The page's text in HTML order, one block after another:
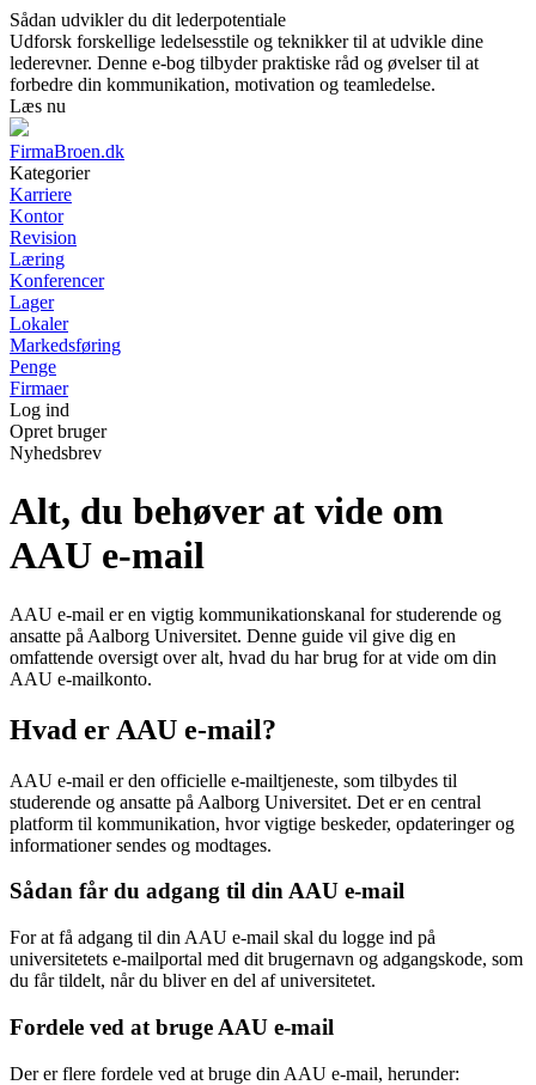
Sådan udvikler du dit lederpotentiale
Udforsk forskellige ledelsesstile og teknikker til at udvikle dine
lederevner. Denne e-bog tilbyder praktiske råd og øvelser til at
forbedre din kommunikation, motivation og teamledelse.
Læs nu
FirmaBroen.dk
Kategorier
Karriere
Kontor
Revision
Læring
Konferencer
Lager
Lokaler
Markedsføring
Penge
Firmaer
Log ind
Opret bruger
Nyhedsbrev
Alt, du behøver at vide om
AAU e-mail
AAU e-mail er en vigtig kommunikationskanal for studerende og
ansatte på Aalborg Universitet. Denne guide vil give dig en
omfattende oversigt over alt, hvad du har brug for at vide om din
AAU e-mailkonto.
Hvad er AAU e-mail?
AAU e-mail er den officielle e-mailtjeneste, som tilbydes til
studerende og ansatte på Aalborg Universitet. Det er en central
platform til kommunikation, hvor vigtige beskeder, opdateringer og
informationer sendes og modtages.
Sådan får du adgang til din AAU e-mail
For at få adgang til din AAU e-mail skal du logge ind på
universitetets e-mailportal med dit brugernavn og adgangskode, som
du får tildelt, når du bliver en del af universitetet.
Fordele ved at bruge AAU e-mail
Der er flere fordele ved at bruge din AAU e-mail, herunder: